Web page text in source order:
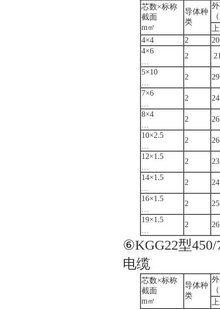
芯数×标称
截面
m㎡
导体种
类
4×4
2
4×6
2
5×10
2
7×6
2
8×4
2
10×2.5
2
12×1.5
2
14×1.5
2
16×1.5
2
19×1.5
2
⑥KGG22型
电缆
芯数×标称
截面
m㎡
导体种
类